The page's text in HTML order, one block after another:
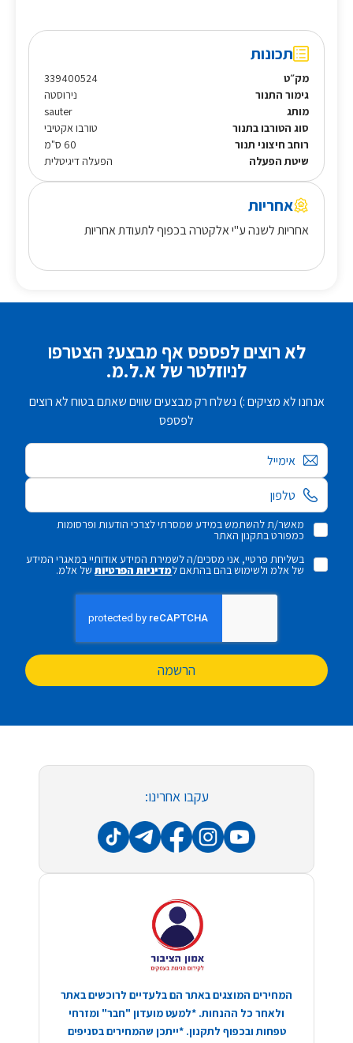
תכונות
מק״ט
339400524
גימור התנור
נירוסטה
מותג
sauter
סוג הטורבו בתנור
טורבו אקטיבי
רוחב חיצוני תנור
60 ס"מ
שיטת הפעלה
הפעלה דיגיטלית
אחריות
אחריות לשנה ע"י אלקטרה בכפוף לתעודת אחריות
לא רוצים לפספס אף מבצע? הצטרפו
לניוזלטר של א.ל.מ.
אנחנו לא מציקים :) נשלח רק מבצעים שווים שאתם בטוח לא רוצים
לפספס
אימייל
מאשר/ת להשתמש במידע שמסרתי לצרכי הודעות ופרסומות
כמפורט בתקנון האתר
בשליחת פרטיי, אני מסכים/ה לשמירת המידע אודותיי במאגרי המידע
של אלמ ולשימוש בהם בהתאם למדיניות הפרטיותשל אלמ.
הרשמה
עקבו אחרינו:
המחירים המוצגים באתר הם בלעדיים לרוכשים באתר
ולאחר כל ההנחות. *למעט מועדון "חבר" ומזרחי
טפחות ובכפוף לתקנון. *ייתכן שהמחירים בסניפים